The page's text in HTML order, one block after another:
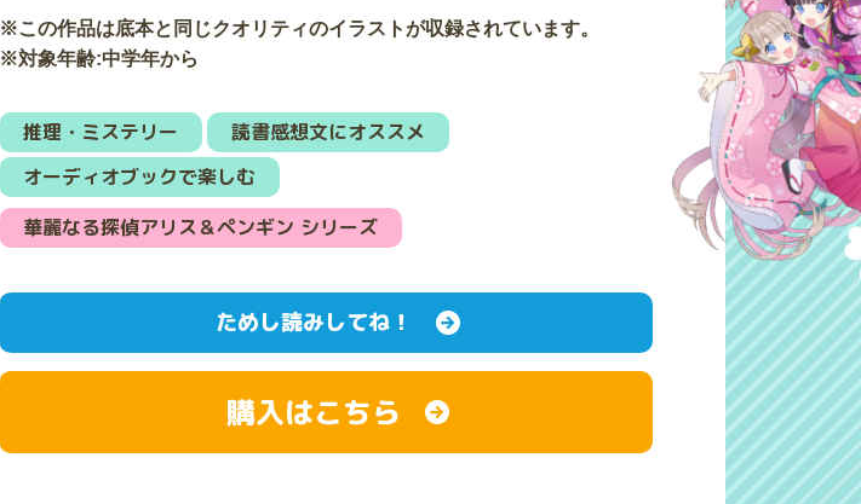
※この作品は底本と同じクオリティのイラストが収録されています。
※対象年齢:中学年から
推理・ミステリー
読書感想文にオススメ
オーディオブックで楽しむ
華麗なる探偵アリス＆ペンギン シリーズ
ためし読みしてね！
購入はこちら